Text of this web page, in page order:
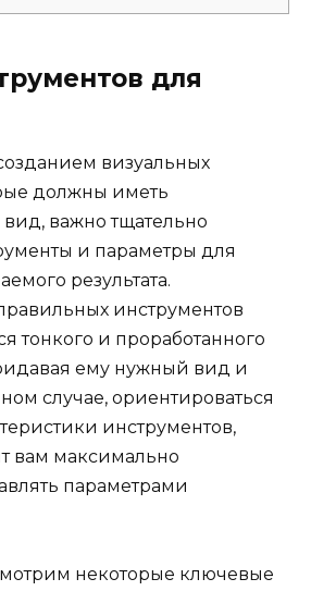
для
визуальных
должны иметь
важно тщательно
и параметры для
результата.
инструментов
тонкого и проработанного
ему нужный вид и
случае, ориентироваться
инструментов,
вам максимально
параметрами
некоторые ключевые